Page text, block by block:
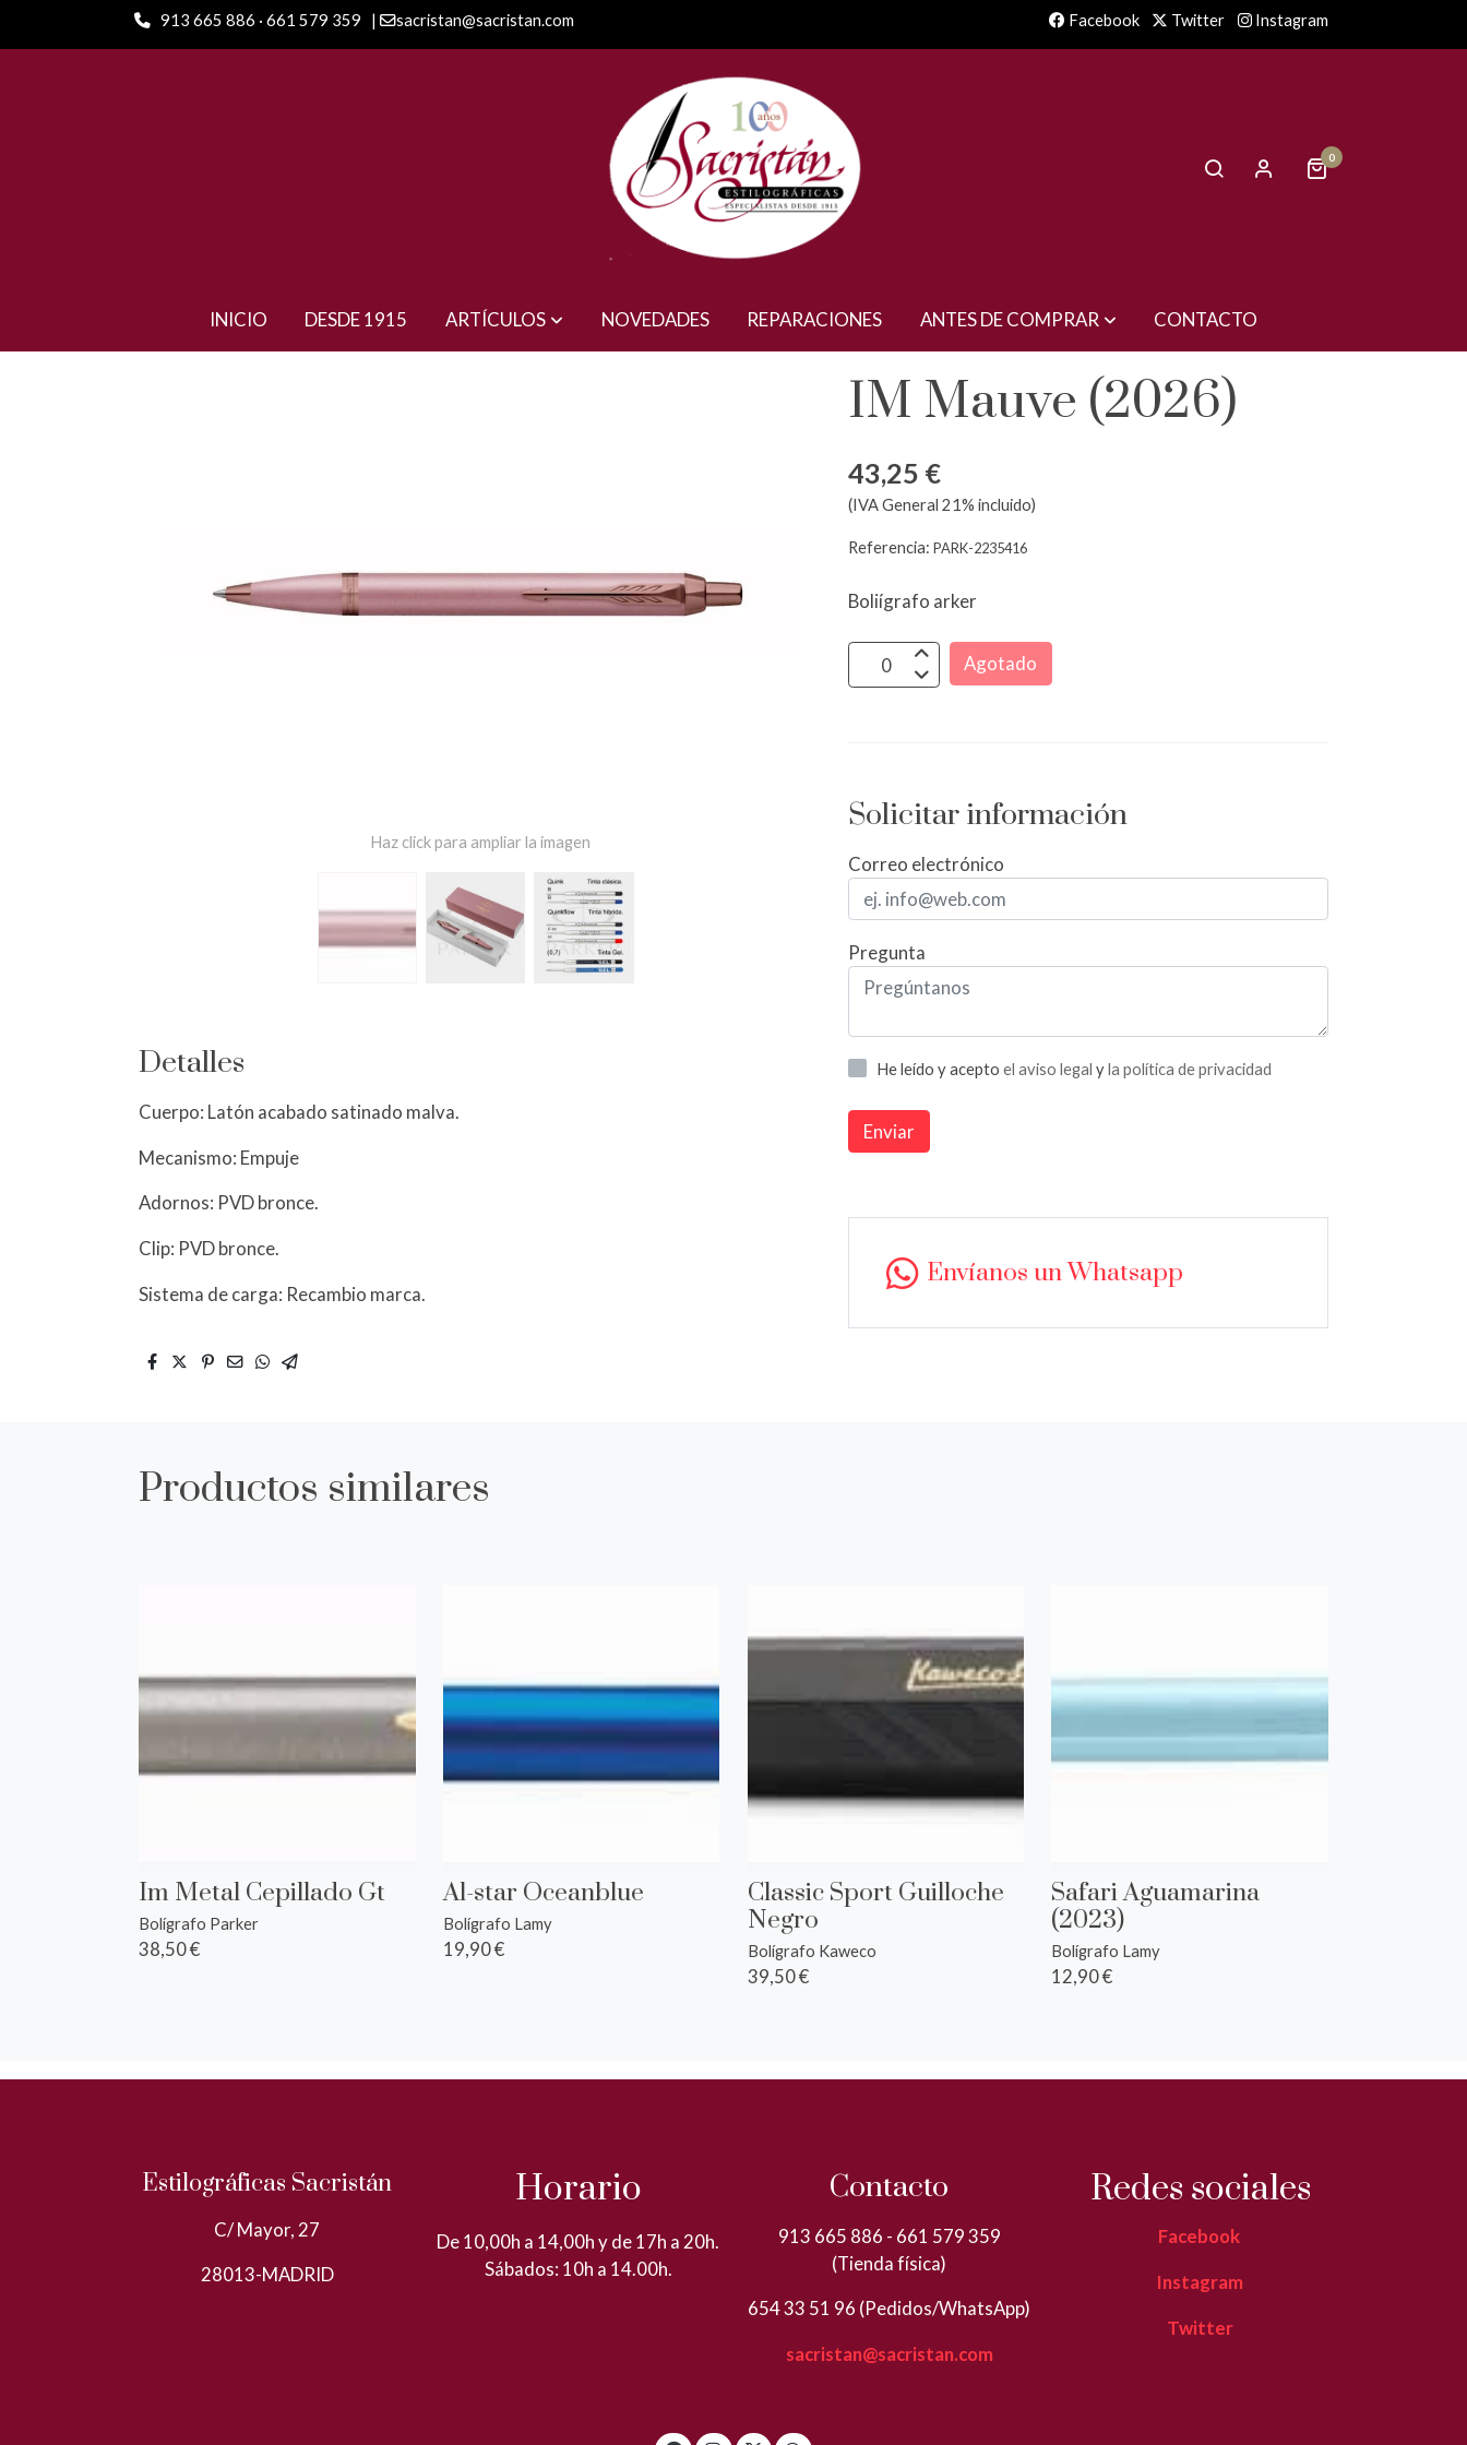
913 665 886 · 661 579 359 | sacristan@sacristan.com Facebook Twitter Instagram
0
INICIO DESDE 1915 ARTÍCULOS NOVEDADES REPARACIONES ANTES DE COMPRAR CONTACTO
ARTÍCULOS IM Mauve (2026)
Haz click para ampliar la imagen
Detalles
Cuerpo: Latón acabado satinado malva.
Mecanismo: Empuje
Adornos: PVD bronce.
Clip: PVD bronce.
Sistema de carga: Recambio marca.
IM Mauve (2026)
43,25 €
(IVA General 21% incluido)
Referencia:PARK-2235416
Boliígrafo arker
Agotado
Solicitar información
Correo electrónico
Pregunta
He leído y acepto el aviso legal yla política de privacidad
Enviar
Envíanos un Whatsapp
Productos similares
Im Metal Cepillado Gt
Bolígrafo Parker
38,50 €
Al-star Oceanblue
Bolígrafo Lamy
19,90 €
Classic Sport Guilloche
Negro
Bolígrafo Kaweco
39,50 €
Safari Aguamarina
(2023)
Bolígrafo Lamy
12,90 €
Estilográficas Sacristán
C/ Mayor, 27
28013-MADRID
Horario
De 10,00h a 14,00h y de 17h a 20h.
Sábados: 10h a 14.00h.
Contacto
913 665 886 - 661 579 359
(Tienda física)
654 33 51 96 (Pedidos/WhatsApp)
sacristan@sacristan.com
Redes sociales
Facebook
Instagram
Twitter